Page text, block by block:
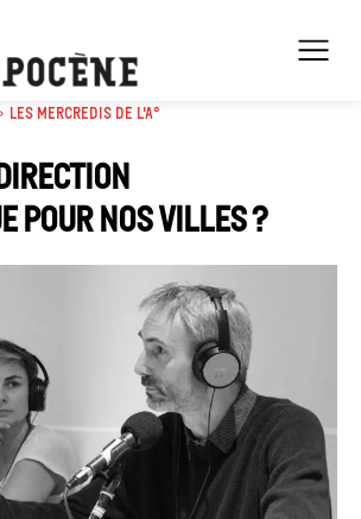
Les mercredis de l'A°
pour nos villes ?